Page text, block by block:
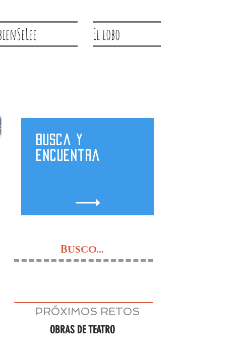
El lobo
Busca y
encuentra
Busco...
PRÓXIMOS RETOS
OBRAS DE TEATRO